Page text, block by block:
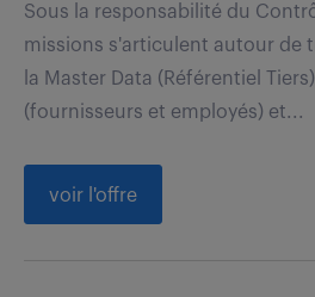
Sous la responsabilité du
missions s'articulent autour de
la Master Data (Référentiel
(fournisseurs et employés) et...
voir l'offre